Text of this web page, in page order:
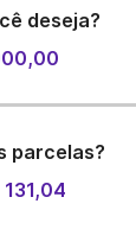
deseja?
parcelas?